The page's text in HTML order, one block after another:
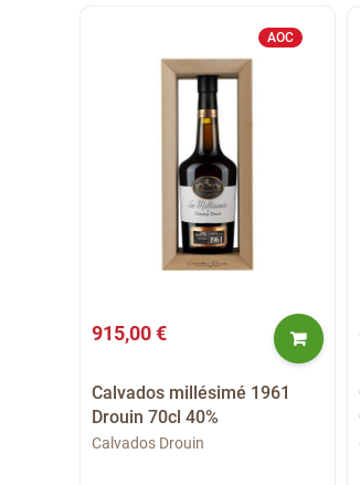
AOC
915,00 €
Calvados millésimé 1961
Drouin 70cl 40%
Calvados Drouin